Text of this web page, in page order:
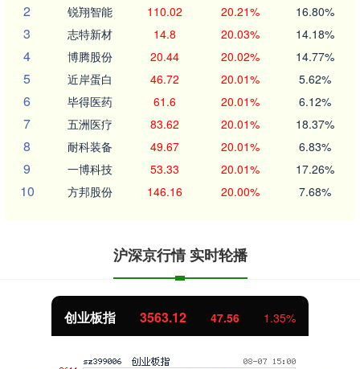
2 锐翔智能 110.02 20.21% 16.80%
3 志特新材 14.8 20.03% 14.18%
4 博腾股份 20.44 20.02% 14.77%
5 近岸蛋白 46.72 20.01% 5.62%
6 毕得医药 61.6 20.01% 6.12%
7 五洲医疗 83.62 20.01% 18.37%
8 耐科装备 49.67 20.01% 6.83%
9 一博科技 53.33 20.01% 17.26%
10 方邦股份 146.16 20.00% 7.68%
沪深京行情 实时轮播
创业板指 3563.12 47.56 1.35%